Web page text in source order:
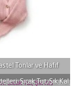
Tonlar ve Hafif
Sıcak Tut, Şık Kal